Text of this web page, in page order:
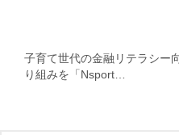
子育て世代の金融リテラシー
り組みを「Nsport…